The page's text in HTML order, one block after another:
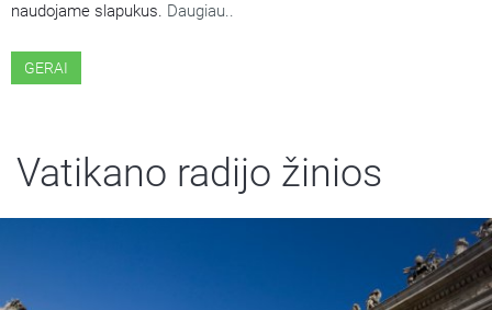
naudojame slapukus. Daugiau..
GERAI
Vatikano radijo žinios